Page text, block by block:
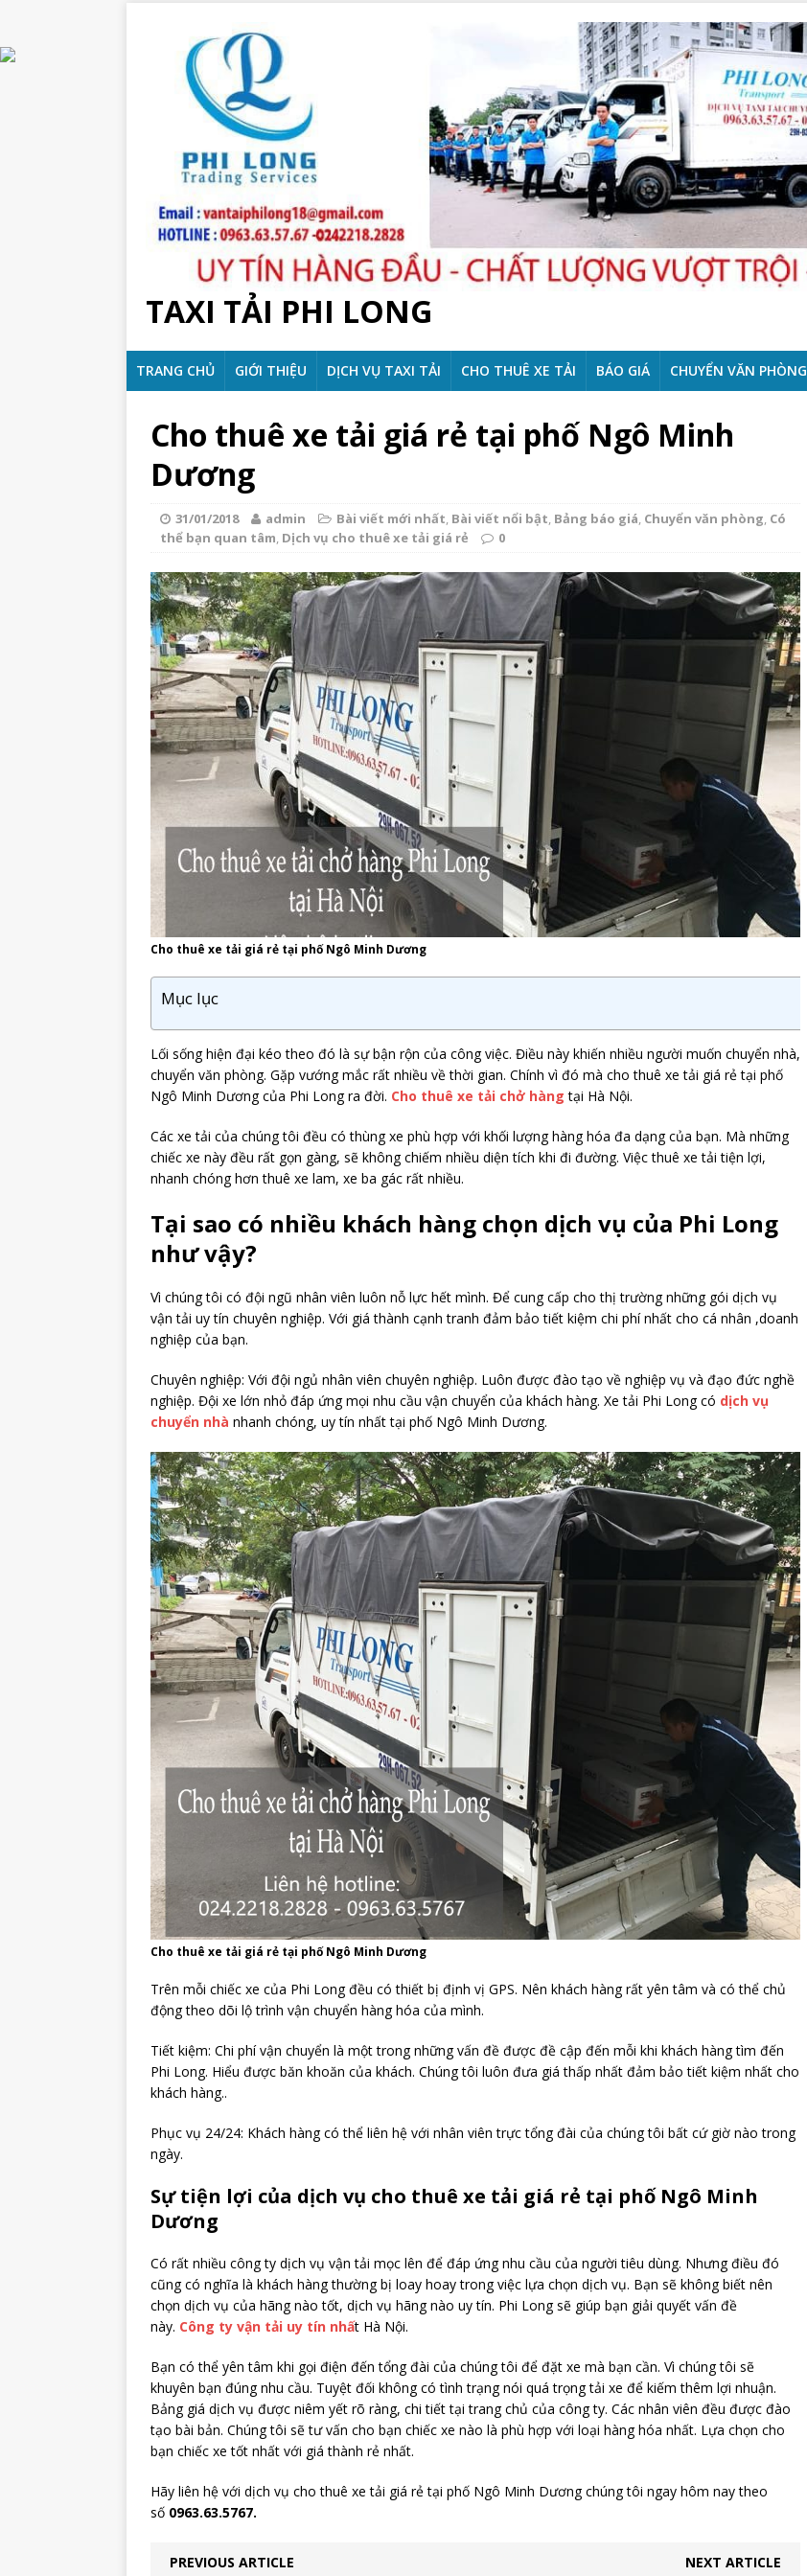
TAXI TẢI PHI LONG
TRANG CHỦ GIỚI THIỆU DỊCH VỤ TAXI TẢI CHO THUÊ XE TẢI BÁO GIÁ CHUYỂN VĂN PHÒNG
Cho thuê xe tải giá rẻ tại phố Ngô Minh
Dương
31/01/2018 admin Bài viết mới nhất, Bài viết nổi bật, Bảng báo giá, Chuyển văn phòng, Có
thể bạn quan tâm, Dịch vụ cho thuê xe tải giá rẻ 0
Cho thuê xe tải giá rẻ tại phố Ngô Minh Dương
Mục lục
Lối sống hiện đại kéo theo đó là sự bận rộn của công việc. Điều này khiến nhiều người muốn chuyển nhà,
chuyển văn phòng. Gặp vướng mắc rất nhiều về thời gian. Chính vì đó mà cho thuê xe tải giá rẻ tại phố
Ngô Minh Dương của Phi Long ra đời. Cho thuê xe tải chở hàng tại Hà Nội.
Các xe tải của chúng tôi đều có thùng xe phù hợp với khối lượng hàng hóa đa dạng của bạn. Mà những
chiếc xe này đều rất gọn gàng, sẽ không chiếm nhiều diện tích khi đi đường. Việc thuê xe tải tiện lợi,
nhanh chóng hơn thuê xe lam, xe ba gác rất nhiều.
Tại sao có nhiều khách hàng chọn dịch vụ của Phi Long
như vậy?
Vì chúng tôi có đội ngũ nhân viên luôn nỗ lực hết mình. Để cung cấp cho thị trường những gói dịch vụ
vận tải uy tín chuyên nghiệp. Với giá thành cạnh tranh đảm bảo tiết kiệm chi phí nhất cho cá nhân ,doanh
nghiệp của bạn.
Chuyên nghiệp: Với đội ngủ nhân viên chuyên nghiệp. Luôn được đào tạo về nghiệp vụ và đạo đức nghề
nghiệp. Đội xe lớn nhỏ đáp ứng mọi nhu cầu vận chuyển của khách hàng. Xe tải Phi Long có dịch vụ
chuyển nhà nhanh chóng, uy tín nhất tại phố Ngô Minh Dương.
Cho thuê xe tải giá rẻ tại phố Ngô Minh Dương
Trên mỗi chiếc xe của Phi Long đều có thiết bị định vị GPS. Nên khách hàng rất yên tâm và có thể chủ
động theo dõi lộ trình vận chuyển hàng hóa của mình.
Tiết kiệm: Chi phí vận chuyển là một trong những vấn đề được đề cập đến mỗi khi khách hàng tìm đến
Phi Long. Hiểu được băn khoăn của khách. Chúng tôi luôn đưa giá thấp nhất đảm bảo tiết kiệm nhất cho
khách hàng..
Phục vụ 24/24: Khách hàng có thể liên hệ với nhân viên trực tổng đài của chúng tôi bất cứ giờ nào trong
ngày.
Sự tiện lợi của dịch vụ cho thuê xe tải giá rẻ tại phố Ngô Minh
Dương
Có rất nhiều công ty dịch vụ vận tải mọc lên để đáp ứng nhu cầu của người tiêu dùng. Nhưng điều đó
cũng có nghĩa là khách hàng thường bị loay hoay trong việc lựa chọn dịch vụ. Bạn sẽ không biết nên
chọn dịch vụ của hãng nào tốt, dịch vụ hãng nào uy tín. Phi Long sẽ giúp bạn giải quyết vấn đề
này. Công ty vận tải uy tín nhất Hà Nội.
Bạn có thể yên tâm khi gọi điện đến tổng đài của chúng tôi để đặt xe mà bạn cần. Vì chúng tôi sẽ
khuyên bạn đúng nhu cầu. Tuyệt đối không có tình trạng nói quá trọng tải xe để kiếm thêm lợi nhuận.
Bảng giá dịch vụ được niêm yết rõ ràng, chi tiết tại trang chủ của công ty. Các nhân viên đều được đào
tạo bài bản. Chúng tôi sẽ tư vấn cho bạn chiếc xe nào là phù hợp với loại hàng hóa nhất. Lựa chọn cho
bạn chiếc xe tốt nhất với giá thành rẻ nhất.
Hãy liên hệ với dịch vụ cho thuê xe tải giá rẻ tại phố Ngô Minh Dương chúng tôi ngay hôm nay theo
số 0963.63.5767.
PREVIOUS ARTICLE NEXT ARTICLE